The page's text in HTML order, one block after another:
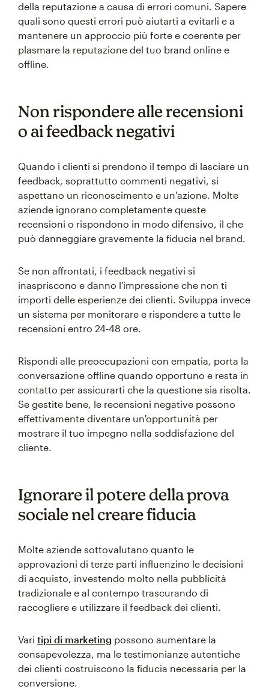
della reputazione a causa di errori comuni. Sapere
quali sono questi errori può aiutarti a evitarli e a
mantenere un approccio più forte e coerente per
plasmare la reputazione del tuo brand online e
offline.
Non rispondere alle recensioni
o ai feedback negativi
Quando i clienti si prendono il tempo di lasciare un
feedback, soprattutto commenti negativi, si
aspettano un riconoscimento e un'azione. Molte
aziende ignorano completamente queste
recensioni o rispondono in modo difensivo, il che
può danneggiare gravemente la fiducia nel brand.
Se non affrontati, i feedback negativi si
inaspriscono e danno l'impressione che non ti
importi delle esperienze dei clienti. Sviluppa invece
un sistema per monitorare e rispondere a tutte le
recensioni entro 24-48 ore.
Rispondi alle preoccupazioni con empatia, porta la
conversazione offline quando opportuno e resta in
contatto per assicurarti che la questione sia risolta.
Se gestite bene, le recensioni negative possono
effettivamente diventare un'opportunità per
mostrare il tuo impegno nella soddisfazione del
cliente.
Ignorare il potere della prova
sociale nel creare fiducia
Molte aziende sottovalutano quanto le
approvazioni di terze parti influenzino le decisioni
di acquisto, investendo molto nella pubblicità
tradizionale e al contempo trascurando di
raccogliere e utilizzare il feedback dei clienti.
Vari tipi di marketing possono aumentare la
consapevolezza, ma le testimonianze autentiche
dei clienti costruiscono la fiducia necessaria per la
conversione.